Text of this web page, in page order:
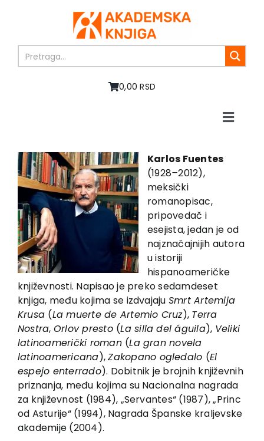
0,00 RSD
Toggle
About us
Books
In preparation
Sale
Authors
News
EU PROJECTS
Contact
Karlos Fuentes
(1928–2012),
meksički
romanopisac,
pripovedač i
esejista, jedan je od
najznačajnijih autora
u istoriji
hispanoameričke
književnosti. Napisao je preko sedamdeset
knjiga, među kojima se izdvajaju Smrt Artemija
Krusa (La muerte de Artemio Cruz), Terra
Nostra, Orlov presto (La silla del águila), Veliki
latinoamerički roman (La gran novela
latinoamericana),Zakopano ogledalo (El
espejo enterrado). Dobitnik je brojnih književnih
priznanja, među kojima su Nacionalna nagrada
za književnost (1984), „Servantes“ (1987), „Princ
od Asturije“ (1994), Nagrada Španske kraljevske
akademije (2004).